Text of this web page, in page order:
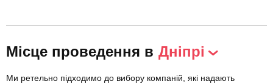
Місце проведення в Дніпрі
Ми ретельно підходимо до вибору компаній, які надають